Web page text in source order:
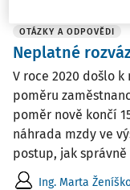
OTÁZKY A ODPOVĚDI
Neplatné
V roce 2020 došlo
poměru
poměr nově končí
náhrada mzdy ve
postup, jak správně
Ing. Marta